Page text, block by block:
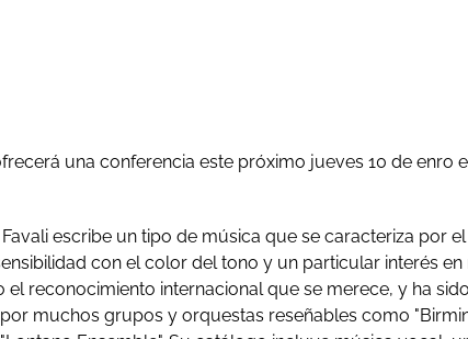
una conferencia este próximo jueves 10 de enro
escribe un tipo de música que se caracteriza por
con el color del tono y un particular interés en
el reconocimiento internacional que se merece, y ha sido
muchos grupos y orquestas reseñables como